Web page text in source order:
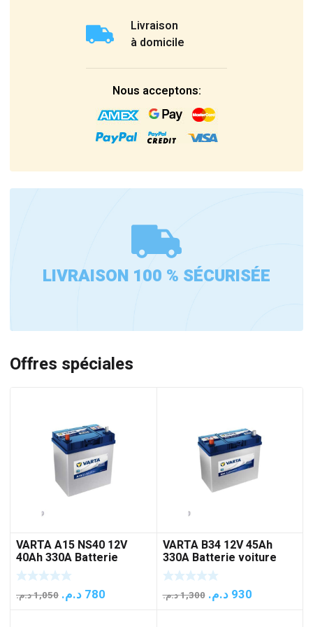
Livraison
à domicile
Nous acceptons:
LIVRAISON 100 % SÉCURISÉE
Offres spéciales
VARTA A15 NS40 12V
40Ah 330A Batterie
voiture
1,050د.م.
Le
780 د.م.
VARTA B34 12V 45Ah
330A Batterie voiture
1,300د.م.
Le
930 د.م.
Le